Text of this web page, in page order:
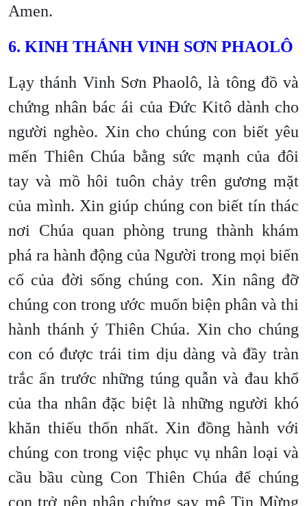
Amen.
6. KINH THÁNH VINH SƠN PHAOLÔ
Lạy thánh Vinh Sơn Phaolô, là tông đồ và
chứng nhân bác ái của Đức Kitô dành cho
người nghèo. Xin cho chúng con biết yêu
mến Thiên Chúa bằng sức mạnh của đôi
tay và mồ hôi tuôn chảy trên gương mặt
của mình. Xin giúp chúng con biết tín thác
nơi Chúa quan phòng trung thành khám
phá ra hành động của Người trong mọi biến
cố của đời sống chúng con. Xin nâng đỡ
chúng con trong ước muốn biện phân và thi
hành thánh ý Thiên Chúa. Xin cho chúng
con có được trái tim dịu dàng và đầy tràn
trắc ẩn trước những túng quẫn và đau khổ
của tha nhân đặc biệt là những người khó
khăn thiếu thốn nhất. Xin đồng hành với
chúng con trong việc phục vụ nhân loại và
cầu bầu cùng Con Thiên Chúa để chúng
con trở nên nhân chứng say mê Tin Mừng